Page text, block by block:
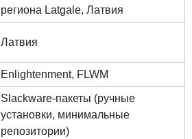
региона Latgale, Латвия
Латвия
Enlightenment, FLWM
Slackware-пакеты (ручные
установки, минимальные
репозитории)